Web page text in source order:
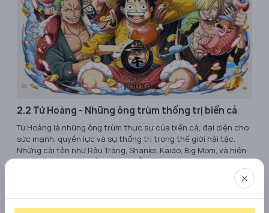
2.2 Tứ Hoàng - Những ông trùm thống trị biển cả
Tứ Hoàng là những ông trùm thực sự của biển cả, đại diện cho
sức mạnh, quyền lực và sự thống trị trong thế giới hải tặc.
Những cái tên như Râu Trắng, Shanks, Kaido, Big Mom, và hiện
tại là Râu Đen, đều gắn liền với nỗi kinh hoàng và sự kính sợ.
Mỗi người trong số họ không chỉ sở hữu sức mạnh vượt trội mà
còn là những chiến lược gia tài ba, nắm giữ những vùng lãnh
thổ rộng lớn và ảnh hưởng trực tiếp đến vận mệnh của thế
giới.